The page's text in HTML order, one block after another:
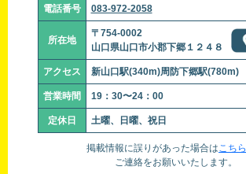
電話番号 083-972-2058
所在地
〒754-0002
山口県山口市小郡下郷１２４８
アクセス 新山口駅(340m)周防下郷駅(780m)
営業時間 19：30〜24：00
定休日 土曜、日曜、祝日
掲載情報に誤りがあった場合はこちら
ご連絡をお願いいたします。